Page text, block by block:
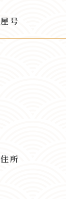
屋号
住所